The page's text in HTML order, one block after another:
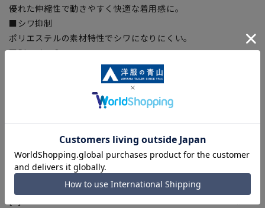
優れた伸縮性で動きやすく快適な着用感に。
■シワ抑制
ポリエステルの素材特性でシワになりにくい。
■Plastics Smart
この商品はリサイクル原料を使用し、プラスチック・スマート
に賛同しています。本製品の表素材には再生ポリエステル30%
を使用した生地を使用しています。
【サイズスペック】
[S]バスト:103cm ウエスト:91cm 着丈:68cm 肩幅:44cm 袖
丈:58.5cm
[M]バスト:106cm ウエスト:94cm 着丈:70cm 肩幅:45cm 袖